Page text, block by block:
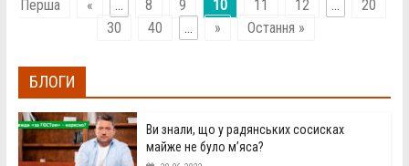
Перша
« ... 8 9 10 11 12 ...
20
30
40 ... » Остання »
БЛОГИ
Ви знали, що у радянських сосисках
майже не було м’яса?